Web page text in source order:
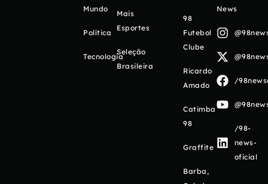
Mundo
Política
Tecnologia
Mais
Esportes
Seleção
Brasileira
98
Futebol
Clube
Ricardo
Amado
Catimba
98
Graffite
Barba,
News
/
/98-
news-
oficial